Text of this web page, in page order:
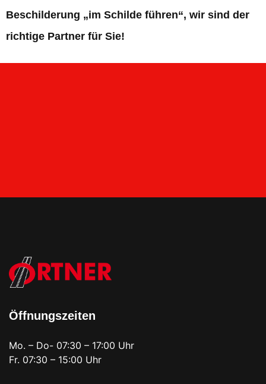
Beschilderung „im Schilde führen“, wir sind der
richtige Partner für Sie!
Öffnungszeiten
Mo. – Do- 07:30 – 17:00 Uhr
Fr. 07:30 – 15:00 Uhr